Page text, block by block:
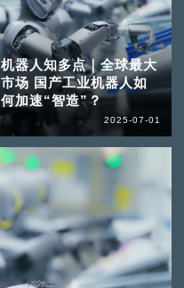
机器人知多点｜全球最大
市场 国产工业机器人如
何加速“智造”？
2025-07-01